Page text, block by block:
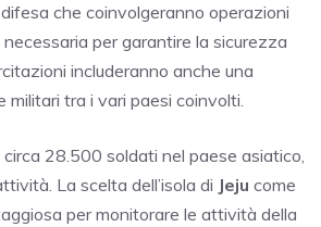
che coinvolgeranno operazioni
per garantire la sicurezza
includeranno anche una
militari tra i vari paesi coinvolti.
28.500 soldati nel paese asiatico,
La scelta dell’isola di Jeju come
per monitorare le attività della